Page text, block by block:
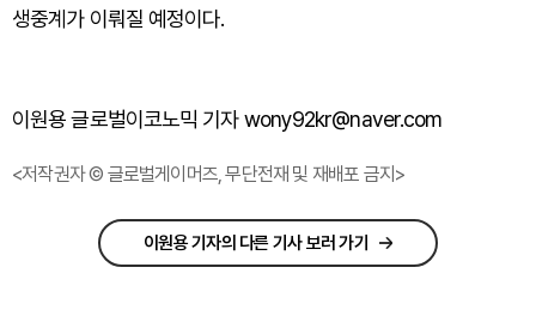
생중계가 이뤄질 예정이다.
이원용 글로벌이코노믹 기자 wony92kr@naver.com
<저작권자 © 글로벌게이머즈, 무단전재 및 재배포 금지>
이원용 기자의 다른 기사 보러 가기